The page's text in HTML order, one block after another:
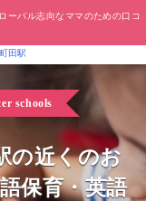
ーバル志向なママのための口コ
町田駅
schools
の近くのお
保育・英語